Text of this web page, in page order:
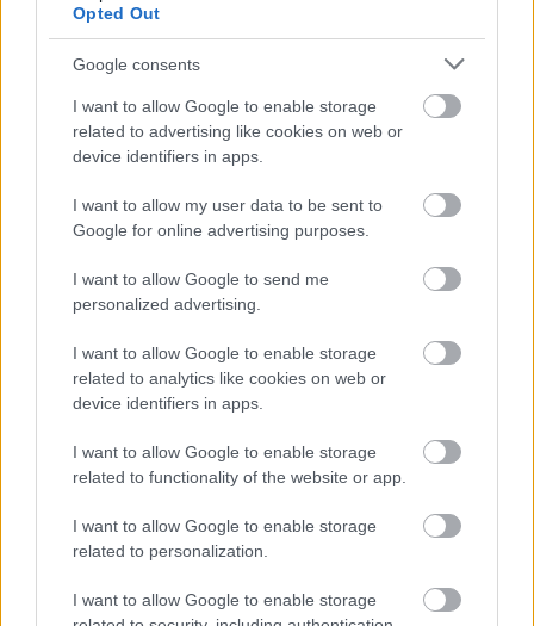
Opted Out
Google consents
I want to allow Google to enable storage
related to advertising like cookies on web or
device identifiers in apps.
I want to allow my user data to be sent to
Google for online advertising purposes.
I want to allow Google to send me
personalized advertising.
I want to allow Google to enable storage
related to analytics like cookies on web or
device identifiers in apps.
I want to allow Google to enable storage
related to functionality of the website or app.
I want to allow Google to enable storage
related to personalization.
I want to allow Google to enable storage
A BAROKK ÖSSZES ÁRNYALATA ÉS MÉG EGY SOR
KIVÁLÓ PROGRAM VÁR MINDENKIT EZEN A HÉTVÉGÉN
GYŐRBEN
Középpontban a hagyományőrzés, de lesz Pogány Induló és